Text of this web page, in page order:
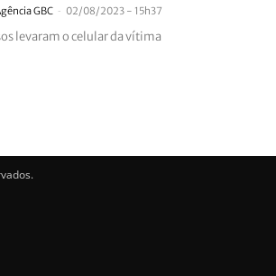
GBC - 02/08/2023 - 15h37
levaram o celular da vítima